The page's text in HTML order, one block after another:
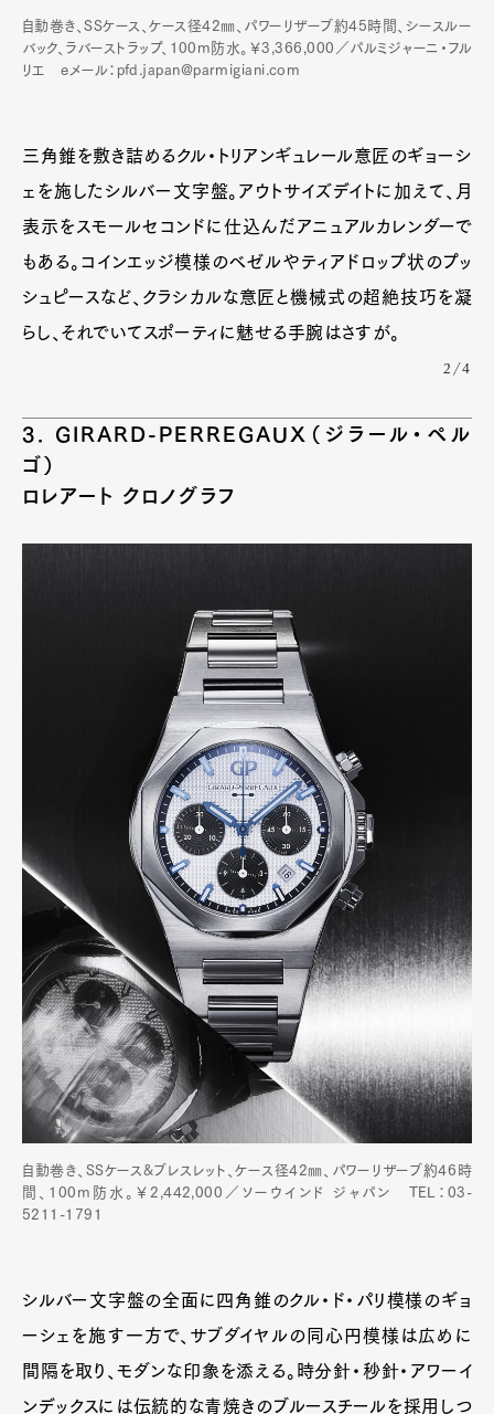
自動巻き、SSケース、ケース径42㎜、パワーリザーブ約45時間、シースルー
バック、ラバーストラップ、100m防水。￥3,366,000／パルミジャーニ・フル
リエ eメール：pfd.japan@parmigiani.com
三角錐を敷き詰めるクル・トリアンギュレール意匠のギョーシ
ェを施したシルバー文字盤。アウトサイズデイトに加えて、月
表示をスモールセコンドに仕込んだアニュアルカレンダーで
もある。コインエッジ模様のベゼルやティアドロップ状のプッ
シュピースなど、クラシカルな意匠と機械式の超絶技巧を凝
らし、それでいてスポーティに魅せる手腕はさすが。
2/4
3. GIRARD-PERREGAUX（ジラール・ペル
ゴ）
ロレアート クロノグラフ
自動巻き、SSケース&ブレスレット、ケース径42㎜、パワーリザーブ約46時
間、100m防水。￥2,442,000／ソーウインド ジャパン TEL：03-
5211-1791
シルバー文字盤の全面に四角錐のクル・ド・パリ模様のギョ
ーシェを施す一方で、サブダイヤルの同心円模様は広めに
間隔を取り、モダンな印象を添える。時分針・秒針・アワーイ
ンデックスには伝統的な青焼きのブルースチールを採用しつ